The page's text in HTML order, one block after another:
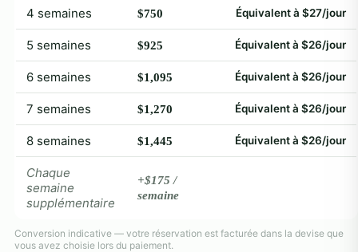
4 semaines $750 Équivalent à $27/jour
5 semaines $925 Équivalent à $26/jour
6 semaines $1,095 Équivalent à $26/jour
7 semaines $1,270 Équivalent à $26/jour
8 semaines $1,445 Équivalent à $26/jour
Chaque
semaine
supplémentaire
+$175 /
semaine
Conversion indicative — votre réservation est facturée dans la devise que
vous avez choisie lors du paiement.